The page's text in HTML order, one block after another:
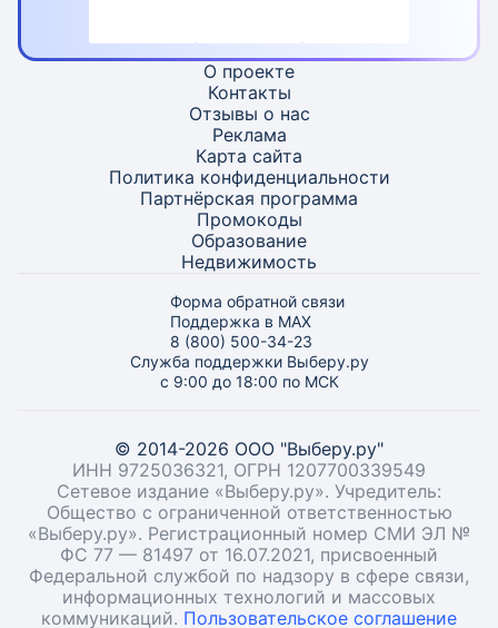
О проекте
Контакты
Отзывы о нас
Реклама
Карта сайта
Политика конфиденциальности
Партнёрская программа
Промокоды
Образование
Недвижимость
Форма обратной связи
Поддержка в MAX
8 (800) 500-34-23
Служба поддержки Выберу.ру
с 9:00 до 18:00 по МСК
© 2014-2026 ООО "Выберу.ру"
ИНН 9725036321, ОГРН 1207700339549
Сетевое издание «Выберу.ру». Учредитель:
Общество с ограниченной ответственностью
«Выберу.ру». Регистрационный номер СМИ ЭЛ №
ФС 77 — 81497 от 16.07.2021, присвоенный
Федеральной службой по надзору в сфере связи,
информационных технологий и массовых
коммуникаций. Пользовательское соглашение